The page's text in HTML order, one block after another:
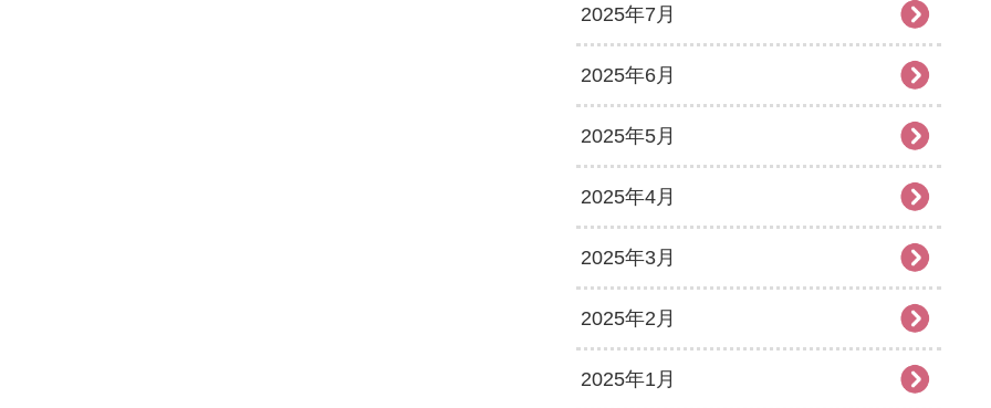
2025年7月
2025年6月
2025年5月
2025年4月
2025年3月
2025年2月
2025年1月